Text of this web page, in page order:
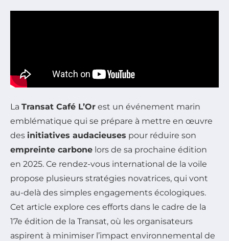
La Transat Café L’Or est un événement marin
emblématique qui se prépare à mettre en œuvre
des initiatives audacieuses pour réduire son
empreinte carbone lors de sa prochaine édition
en 2025. Ce rendez-vous international de la voile
propose plusieurs stratégies novatrices, qui vont
au-delà des simples engagements écologiques.
Cet article explore ces efforts dans le cadre de la
17e édition de la Transat, où les organisateurs
aspirent à minimiser l’impact environnemental de